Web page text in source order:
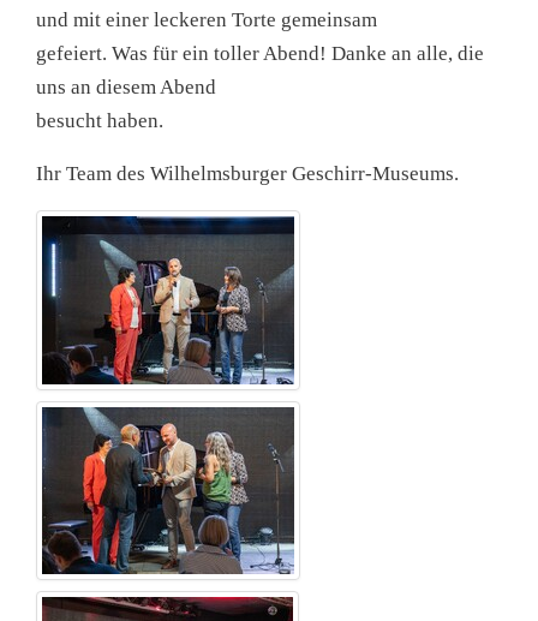
und mit einer leckeren Torte gemeinsam
gefeiert. Was für ein toller Abend! Danke an alle, die
uns an diesem Abend
besucht haben.
Ihr Team des Wilhelmsburger Geschirr-Museums.